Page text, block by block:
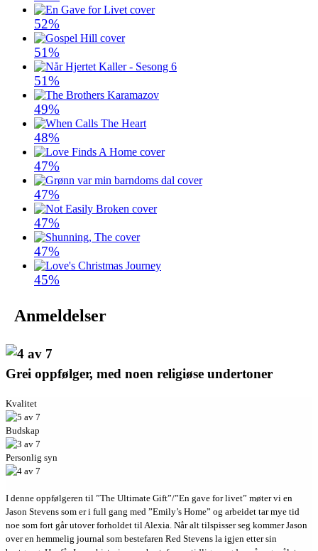
52%
51%
51%
49%
48%
47%
47%
47%
47%
45%
Anmeldelser
Grei oppfølger, med noen religiøse undertoner
Kvalitet
Budskap
Personlig syn
I denne oppfølgeren til ”The Ultimate Gift”/”En gave for livet” møter vi en
Jason Stevens som er i full gang med ”Emily’s Home” og arbeidet tar mye tid
noe som fort går utover forholdet til Alexia. Når alt tilspisser seg kommer Jason
over en hemmelig journal som bestefaren Red Stevens la igjen etter sin